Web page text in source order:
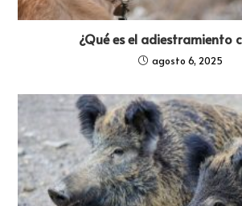
¿Qué es el adiestramiento
agosto 6, 2025